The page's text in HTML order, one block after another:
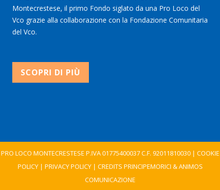
Montecrestese, il primo Fondo siglato da una Pro Loco del
Vco grazie alla collaborazione con la Fondazione Comunitaria
del Vco.
SCOPRI DI PIÙ
PRO LOCO MONTECRESTESE P.IVA 01775400037 C.F. 92011810030 | COOKIE
POLICY| PRIVACY POLICY| CREDITS PRINCIPEMORICI &ANIMOS
COMUNICAZIONE